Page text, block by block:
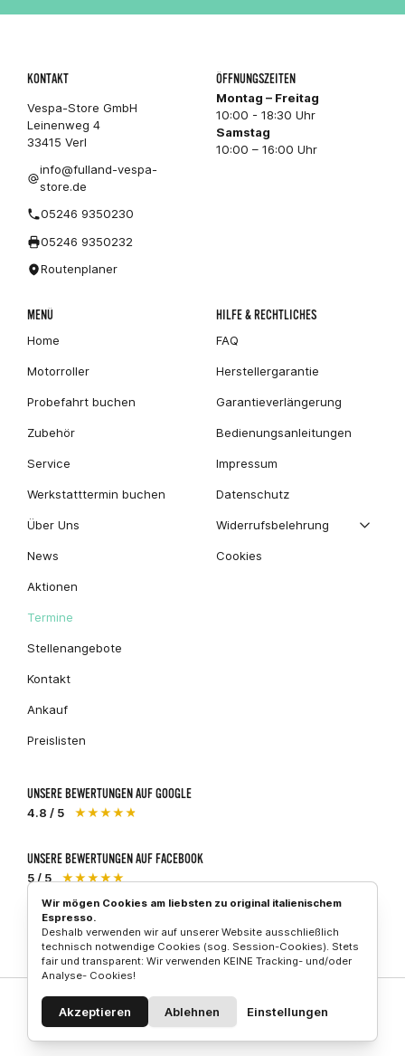
KONTAKT
Vespa-Store GmbH
Leinenweg 4
33415 Verl
info@fulland-vespa-
store.de
05246 9350230
05246 9350232
Routenplaner
ÖFFNUNGSZEITEN
Montag – Freitag
10:00 - 18:30 Uhr
Samstag
10:00 – 16:00 Uhr
MENÜ
Home
Motorroller
Probefahrt buchen
Zubehör
Service
Werkstatttermin buchen
Über Uns
News
Aktionen
Termine
Stellenangebote
Kontakt
Ankauf
Preislisten
HILFE & RECHTLICHES
FAQ
Herstellergarantie
Garantieverlängerung
Bedienungsanleitungen
Impressum
Datenschutz
Widerrufsbelehrung
Cookies
UNSERE BEWERTUNGEN AUF GOOGLE
4.8 / 5
★★★★★
UNSERE BEWERTUNGEN AUF FACEBOOK
5 / 5
★★★★★
Vespa Piaggio
Aprilia
© 2026 Vespa-Store GmbH
Wir mögen Cookies am liebsten zu original italienischem
Espresso.
Deshalb verwenden wir auf unserer Website ausschließlich
technisch notwendige Cookies (sog. Session-Cookies). Stets
fair und transparent: Wir verwenden KEINE Tracking- und/oder
Analyse- Cookies!
Akzeptieren Ablehnen Einstellungen